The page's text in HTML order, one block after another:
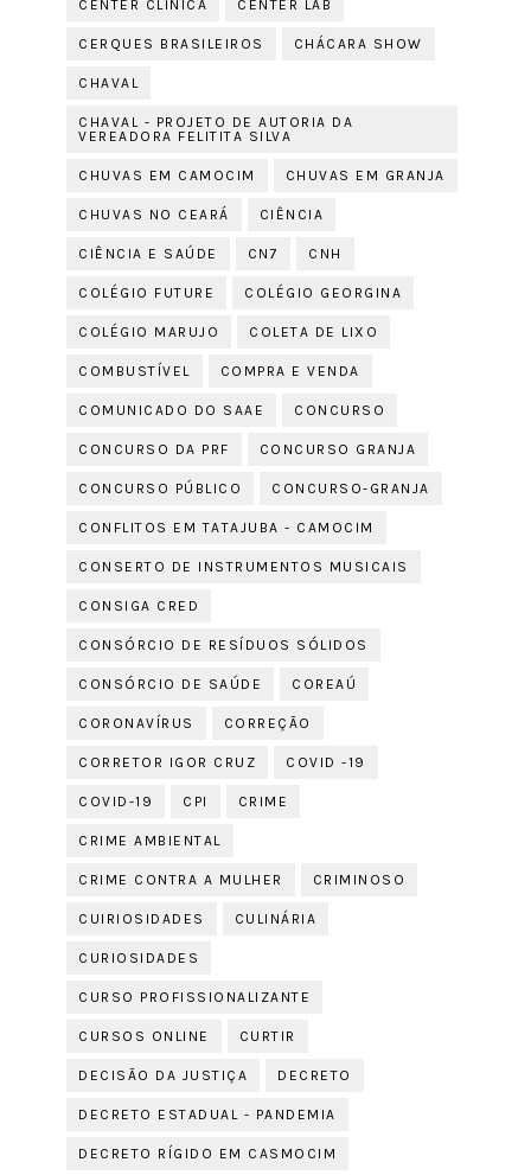
CENTER CLÍNICA CENTER LAB
CERQUES BRASILEIROS CHÁCARA SHOW
CHAVAL
CHAVAL - PROJETO DE AUTORIA DA
VEREADORA FELITITA SILVA
CHUVAS EM CAMOCIM CHUVAS EM GRANJA
CHUVAS NO CEARÁ CIÊNCIA
CIÊNCIA E SAÚDE CN7 CNH
COLÉGIO FUTURE COLÉGIO GEORGINA
COLÉGIO MARUJO COLETA DE LIXO
COMBUSTÍVEL COMPRA E VENDA
COMUNICADO DO SAAE CONCURSO
CONCURSO DA PRF CONCURSO GRANJA
CONCURSO PÚBLICO CONCURSO-GRANJA
CONFLITOS EM TATAJUBA - CAMOCIM
CONSERTO DE INSTRUMENTOS MUSICAIS
CONSIGA CRED
CONSÓRCIO DE RESÍDUOS SÓLIDOS
CONSÓRCIO DE SAÚDE COREAÚ
CORONAVÍRUS CORREÇÃO
CORRETOR IGOR CRUZ COVID -19
COVID-19 CPI CRIME
CRIME AMBIENTAL
CRIME CONTRA A MULHER CRIMINOSO
CUIRIOSIDADES CULINÁRIA
CURIOSIDADES
CURSO PROFISSIONALIZANTE
CURSOS ONLINE CURTIR
DECISÃO DA JUSTIÇA DECRETO
DECRETO ESTADUAL - PANDEMIA
DECRETO RÍGIDO EM CASMOCIM